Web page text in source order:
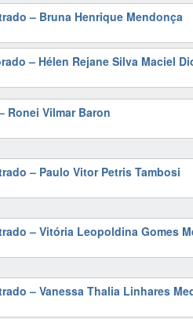
– Bruna Henrique Mendonça
– Hélen Rejane Silva Maciel
Ronei Vilmar Baron
– Paulo Vitor Petris Tambosi
– Vitória Leopoldina Gomes
– Vanessa Thalia Linhares